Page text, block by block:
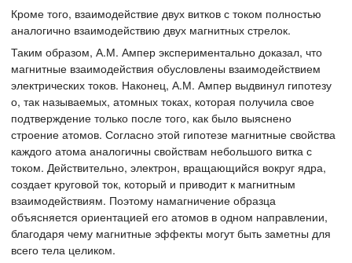
Кроме того, взаимодействие двух витков с током полностью
аналогично взаимодействию двух магнитных стрелок.
Таким образом, А.М. Ампер экспериментально доказал, что
магнитные взаимодействия обусловлены взаимодействием
электрических токов. Наконец, А.М. Ампер выдвинул гипотезу
о, так называемых, атомных токах, которая получила свое
подтверждение только после того, как было выяснено
строение атомов. Согласно этой гипотезе магнитные свойства
каждого атома аналогичны свойствам небольшого витка с
током. Действительно, электрон, вращающийся вокруг ядра,
создает круговой ток, который и приводит к магнитным
взаимодействиям. Поэтому намагничение образца
объясняется ориентацией его атомов в одном направлении,
благодаря чему магнитные эффекты могут быть заметны для
всего тела целиком.